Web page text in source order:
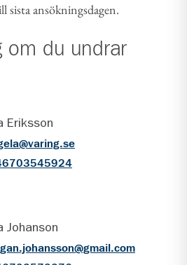
ansökningsdagen.
om du undrar
Eriksson
Johanson